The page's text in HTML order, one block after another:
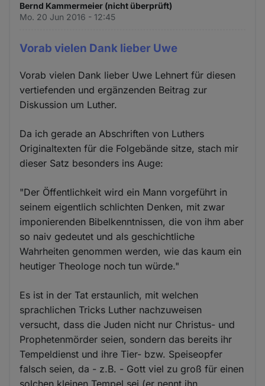
Bernd Kammermeier (nicht überprüft)
Mo. 20 Jun 2016 - 12:45
Vorab vielen Dank lieber Uwe
Vorab vielen Dank lieber Uwe Lehnert für diesen
vertiefenden und ergänzenden Beitrag zur
Diskussion um Luther.
Da ich gerade an Abschriften von Luthers
Originaltexten für die Folgebände sitze, stach mir
dieser Satz besonders ins Auge:
"Der Öffentlichkeit wird ein Mann vorgeführt in
seinem eigentlich schlichten Denken, mit zwar
imponierenden Bibelkenntnissen, die von ihm aber
so naiv gedeutet und als geschichtliche
Wahrheiten genommen werden, wie das kaum ein
heutiger Theologe noch tun würde."
Es ist in der Tat erstaunlich, mit welchen
sprachlichen Tricks Luther nachzuweisen
versucht, dass die Juden nicht nur Christus- und
Prophetenmörder seien, sondern das bereits ihr
Tempeldienst und ihre Tier- bzw. Speiseopfer
falsch seien, da - z.B. - Gott viel zu groß für einen
solchen kleinen Tempel sei (er nennt ihn